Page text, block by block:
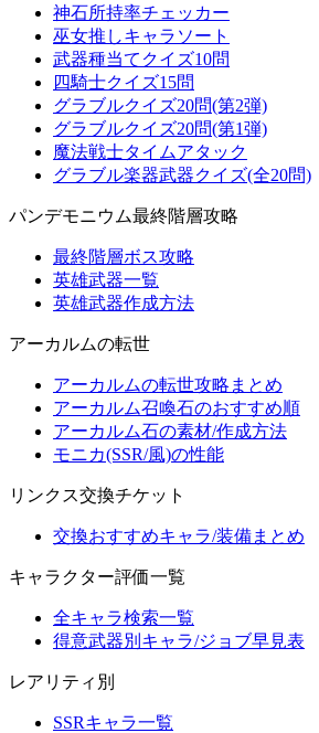
神石所持率チェッカー
巫女推しキャラソート
武器種当てクイズ10問
四騎士クイズ15問
グラブルクイズ20問(第2弾)
グラブルクイズ20問(第1弾)
魔法戦士タイムアタック
グラブル楽器武器クイズ(全20問)
パンデモニウム最終階層攻略
最終階層ボス攻略
英雄武器一覧
英雄武器作成方法
アーカルムの転世
アーカルムの転世攻略まとめ
アーカルム召喚石のおすすめ順
アーカルム石の素材/作成方法
モニカ(SSR/風)の性能
リンクス交換チケット
交換おすすめキャラ/装備まとめ
キャラクター評価一覧
全キャラ検索一覧
得意武器別キャラ/ジョブ早見表
レアリティ別
SSRキャラ一覧